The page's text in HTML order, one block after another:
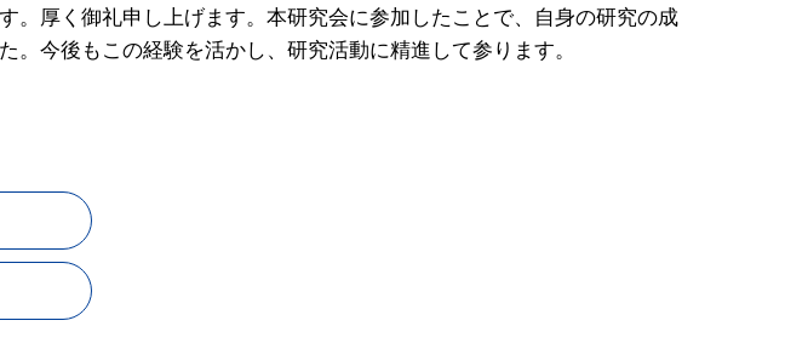
厚く御礼申し上げます。本研究会に参加したことで、自身の研究の成
今後もこの経験を活かし、研究活動に精進して参ります。